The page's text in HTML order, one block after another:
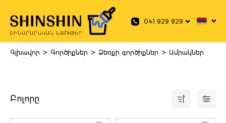
041 929 929
Գլխավոր > Գործիքներ > Ձեռքի գործիքներ > Ամրակներ
Բոլորը